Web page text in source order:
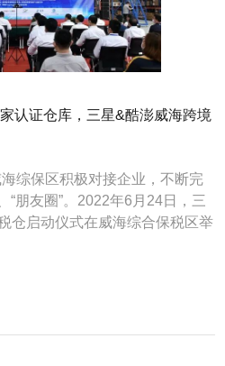
认证仓库，三星&酷澎威海跨境
综保区积极对接企业，不断完
“朋友圈”。2022年6月24日，三
仓启动仪式在威海综合保税区举